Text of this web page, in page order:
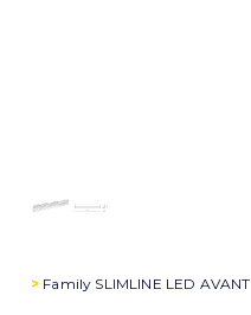
> Family SLIMLINE LED AVANT